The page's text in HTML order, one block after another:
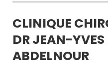
CLINIQUE
DR JEAN-YVES
ABDELNOUR